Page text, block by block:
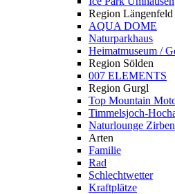
Region Längenfeld
AQUA DOME
Naturparkhaus
Heimatmuseum /
Region Sölden
007 ELEMENTS
Region Gurgl
Top Mountain
Timmelsjoch-
Naturlounge
Arten
Familie
Rad
Schlechtwetter
Kraftplätze